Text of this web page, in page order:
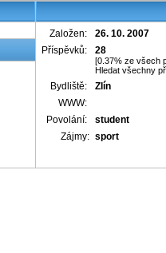
Založen:
26. 10. 2007
Příspěvků:
28
[0.37% ze všech
Hledat všechny
Bydliště:
Zlín
WWW:
Povolání:
student
Zájmy: sport